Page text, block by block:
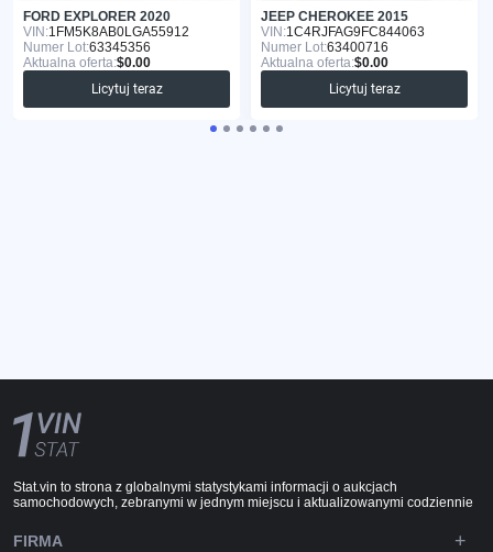
FORD EXPLORER 2020
VIN:1FM5K8AB0LGA55912
Numer Lot:63345356
Aktualna oferta:$0.00
Licytuj teraz
JEEP CHEROKEE 2015
VIN:1C4RJFAG9FC844063
Numer Lot:63400716
Aktualna oferta:$0.00
Licytuj teraz
Stat.vin to strona z globalnymi statystykami informacji o aukcjach
samochodowych, zebranymi w jednym miejscu i aktualizowanymi codziennie
FIRMA